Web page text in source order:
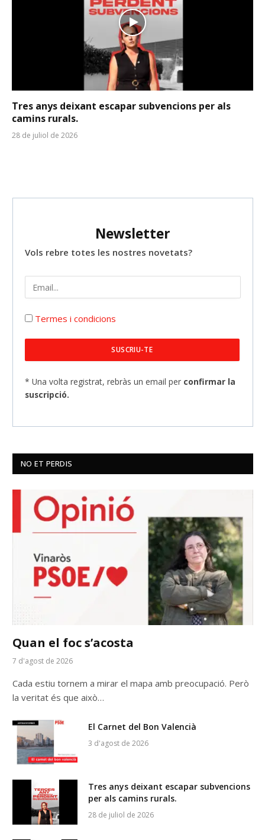
Tres anys deixant escapar subvencions per als
camins rurals.
28 de juliol de 2026
Newsletter
Vols rebre totes les nostres novetats?
Termes i condicions
* Una volta registrat, rebràs un email per confirmar la
suscripció.
NO ET PERDIS
Quan el foc s’acosta
7 d'agost de 2026
Cada estiu tornem a mirar el mapa amb preocupació. Però
la veritat és que això…
El Carnet del Bon Valencià
3 d'agost de 2026
Tres anys deixant escapar subvencions
per als camins rurals.
28 de juliol de 2026